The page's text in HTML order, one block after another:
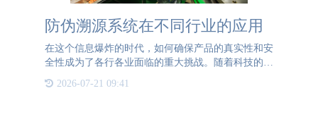
防伪溯源系统在不同行业的应用
在这个信息爆炸的时代，如何确保产品的真实性和安
全性成为了各行各业面临的重大挑战。随着科技的进
头角。食品行业食品安全一直是公众关注的焦点。近
2026-07-21 09:41